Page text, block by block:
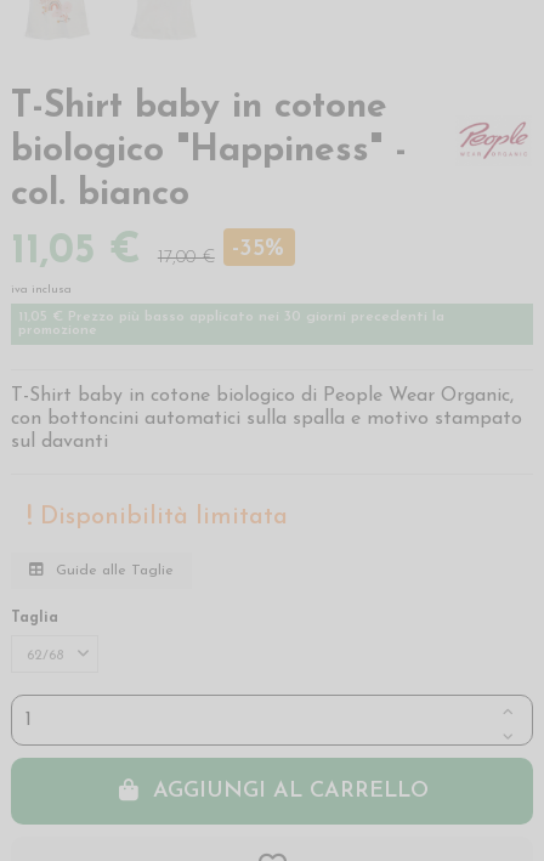
T-Shirt baby in cotone
biologico "Happiness" -
col. bianco
11,05 € 17,00 € -35%
iva inclusa
11,05 € Prezzo più basso applicato nei 30 giorni precedenti la
promozione
T-Shirt baby in cotone biologico di People Wear Organic,
con bottoncini automatici sulla spalla e motivo stampato
sul davanti
Disponibilità limitata
Guide alle Taglie
Taglia
AGGIUNGI AL CARRELLO